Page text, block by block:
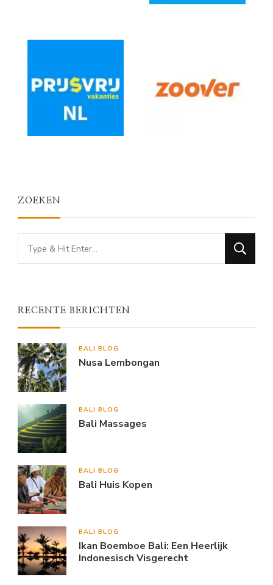
ZOEKEN
Looking
for
RECENTE BERICHTEN
BALI BLOG
Nusa Lembongan
BALI BLOG
Bali Massages
BALI BLOG
Bali Huis Kopen
BALI BLOG
Ikan Boemboe Bali: Een Heerlijk
Indonesisch Visgerecht